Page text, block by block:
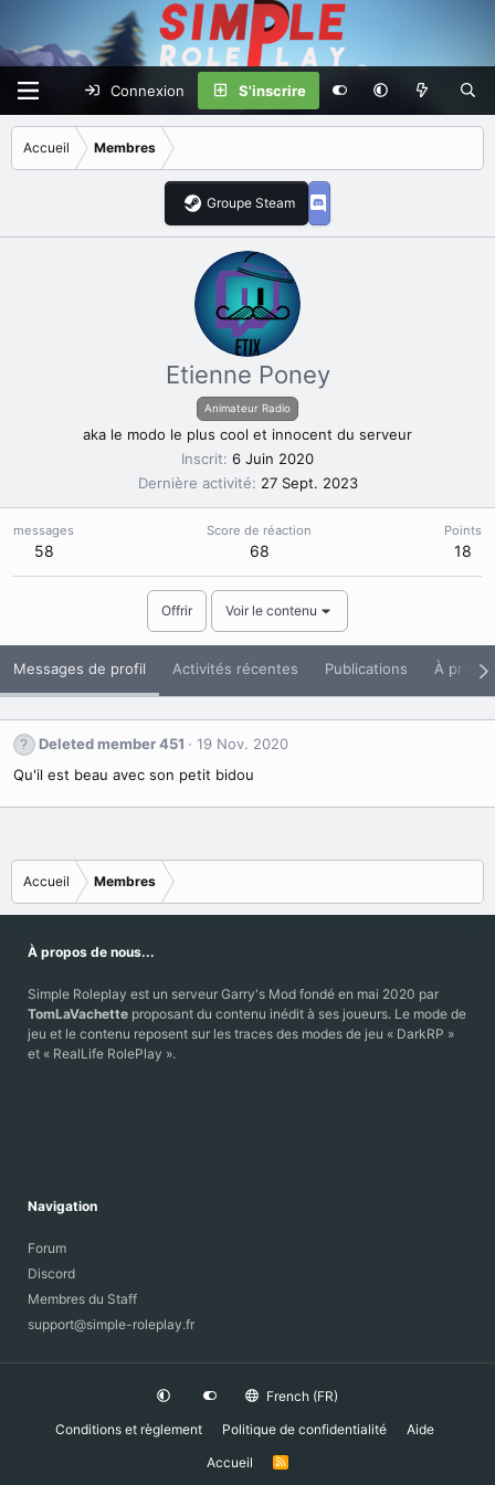
Connexion S'inscrire
Accueil Membres
Groupe Steam
Etienne Poney
Animateur Radio
aka le modo le plus cool et innocent du serveur
Inscrit 6 Juin 2020
Dernière activité
27 Sept. 2023
messages
58
Score de réaction
68
Points
18
Offrir Voir le contenu
Messages de profil Activités récentes Publications À
Deleted member 451
19 Nov. 2020
Qu'il est beau avec son petit bidou
Accueil Membres
À propos de nous...
Simple Roleplay est un serveur Garry's Mod fondé en mai 2020 par
TomLaVachette proposant du contenu inédit à ses joueurs. Le mode de
jeu et le contenu reposent sur les traces des modes de jeu « DarkRP »
et « RealLife RolePlay ».
Navigation
Forum
Discord
Membres du Staff
support@simple-roleplay.fr
French (FR)
Conditions et règlement
Politique de confidentialité
Aide
Accueil
R